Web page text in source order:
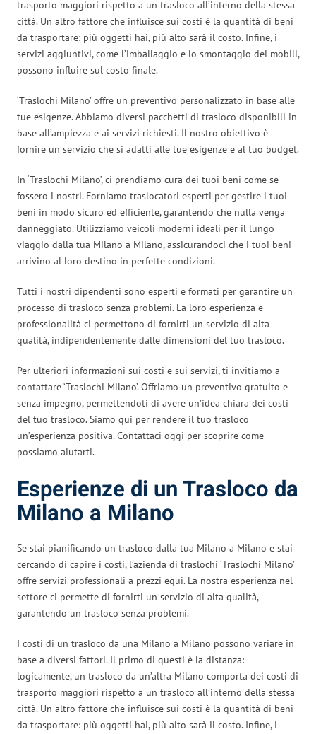
trasporto maggiori rispetto a un trasloco all’interno della stessa
città. Un altro fattore che influisce sui costi è la quantità di beni
da trasportare: più oggetti hai, più alto sarà il costo. Infine, i
servizi aggiuntivi, come l’imballaggio e lo smontaggio dei mobili,
possono influire sul costo finale.
‘Traslochi Milano’ offre un preventivo personalizzato in base alle
tue esigenze. Abbiamo diversi pacchetti di trasloco disponibili in
base all’ampiezza e ai servizi richiesti. Il nostro obiettivo è
fornire un servizio che si adatti alle tue esigenze e al tuo budget.
In ‘Traslochi Milano’, ci prendiamo cura dei tuoi beni come se
fossero i nostri. Forniamo traslocatori esperti per gestire i tuoi
beni in modo sicuro ed efficiente, garantendo che nulla venga
danneggiato. Utilizziamo veicoli moderni ideali per il lungo
viaggio dalla tua Milano a Milano, assicurandoci che i tuoi beni
arrivino al loro destino in perfette condizioni.
Tutti i nostri dipendenti sono esperti e formati per garantire un
processo di trasloco senza problemi. La loro esperienza e
professionalità ci permettono di fornirti un servizio di alta
qualità, indipendentemente dalle dimensioni del tuo trasloco.
Per ulteriori informazioni sui costi e sui servizi, ti invitiamo a
contattare ‘Traslochi Milano’. Offriamo un preventivo gratuito e
senza impegno, permettendoti di avere un’idea chiara dei costi
del tuo trasloco. Siamo qui per rendere il tuo trasloco
un’esperienza positiva. Contattaci oggi per scoprire come
possiamo aiutarti.
Esperienze di un Trasloco da
Milano a Milano
Se stai pianificando un trasloco dalla tua Milano a Milano e stai
cercando di capire i costi, l’azienda di traslochi ‘Traslochi Milano’
offre servizi professionali a prezzi equi. La nostra esperienza nel
settore ci permette di fornirti un servizio di alta qualità,
garantendo un trasloco senza problemi.
I costi di un trasloco da una Milano a Milano possono variare in
base a diversi fattori. Il primo di questi è la distanza:
logicamente, un trasloco da un’altra Milano comporta dei costi di
trasporto maggiori rispetto a un trasloco all’interno della stessa
città. Un altro fattore che influisce sui costi è la quantità di beni
da trasportare: più oggetti hai, più alto sarà il costo. Infine, i